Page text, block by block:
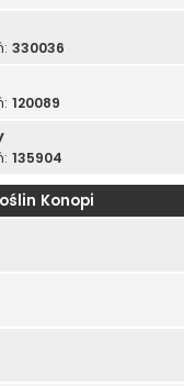
330036
120089
135904
Konopi